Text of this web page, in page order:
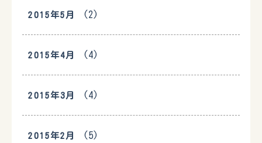
2015年5月 (2)
2015年4月 (4)
2015年3月 (4)
2015年2月 (5)